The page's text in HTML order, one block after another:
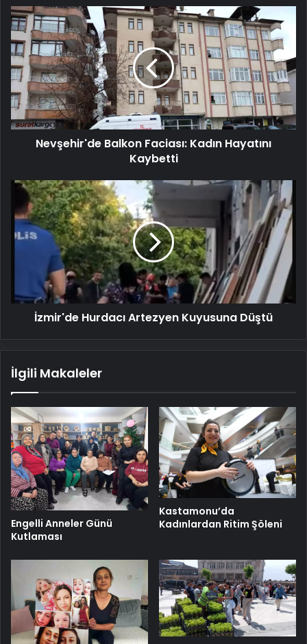
Nevşehir'de
Balkon
Faciası:
Kadın
Hayatını
Kaybetti
Nevşehir'de Balkon Faciası: Kadın Hayatını
Kaybetti
İzmir'de
Hurdacı
Artezyen
Kuyusuna
İzmir'de Hurdacı Artezyen Kuyusuna Düştü
İlgili Makaleler
Engelli Anneler Günü
Kutlaması
Kastamonu’da
Kadınlardan Ritim Şöleni